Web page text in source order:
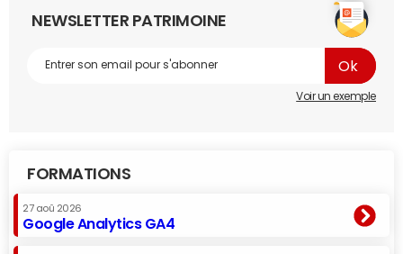
NEWSLETTER PATRIMOINE
Voir un exemple
FORMATIONS
27 aoû 2026
Google Analytics GA4